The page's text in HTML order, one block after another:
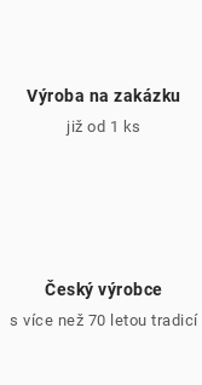
Výroba na zakázku
již od 1 ks
Český výrobce
s více než 70 letou tradicí